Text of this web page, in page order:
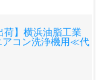
荷】横浜油脂工業
アコン洗浄機用≪代